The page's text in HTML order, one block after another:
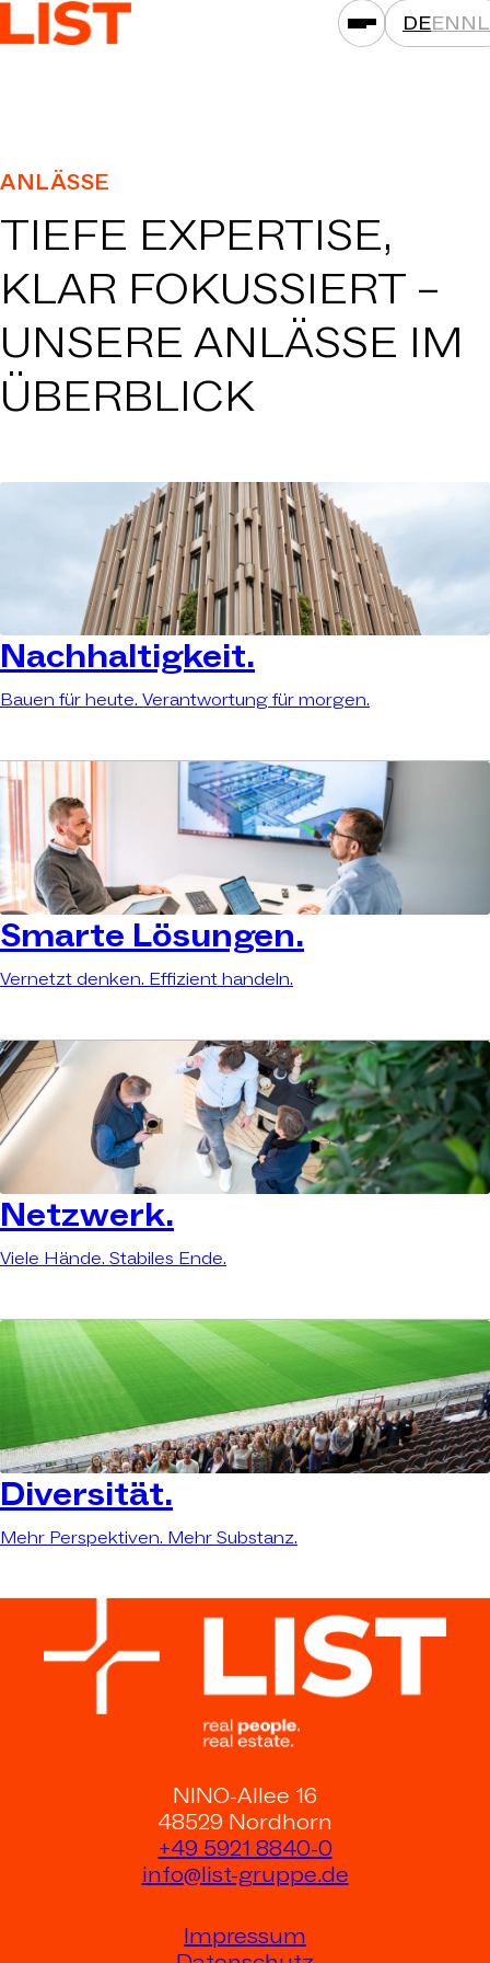
DEENNL
ASSETKLASSEN
STANDORTE
PROJEKTE
NEWS
GESELLSCHAFTEN
DAS IST LIST
KONTAKT
ANLÄSSE
TIEFE EXPERTISE,
KLAR FOKUSSIERT –
UNSERE ANLÄSSE IM
ÜBERBLICK
Nachhaltigkeit.
Bauen für heute. Verantwortung für morgen.
Smarte Lösungen.
Vernetzt denken. Effizient handeln.
Netzwerk.
Viele Hände. Stabiles Ende.
Diversität.
Mehr Perspektiven. Mehr Substanz.
NINO-Allee 16
48529 Nordhorn
+49 5921 8840-0
info@list-gruppe.de
Impressum